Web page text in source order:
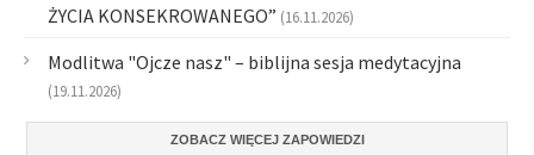
ŻYCIA KONSEKROWANEGO” (16.11.2026)
Modlitwa "Ojcze nasz" – biblijna sesja medytacyjna
(19.11.2026)
ZOBACZ WIĘCEJ ZAPOWIEDZI